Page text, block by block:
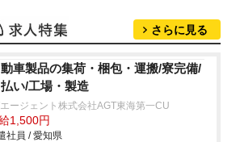
さらに見る
動車製品の集荷・梱包・運搬/寮完備/
払い/工場・製造
ージェント株式会社AGT東海第一CU
1,500円
社員 / 愛知県